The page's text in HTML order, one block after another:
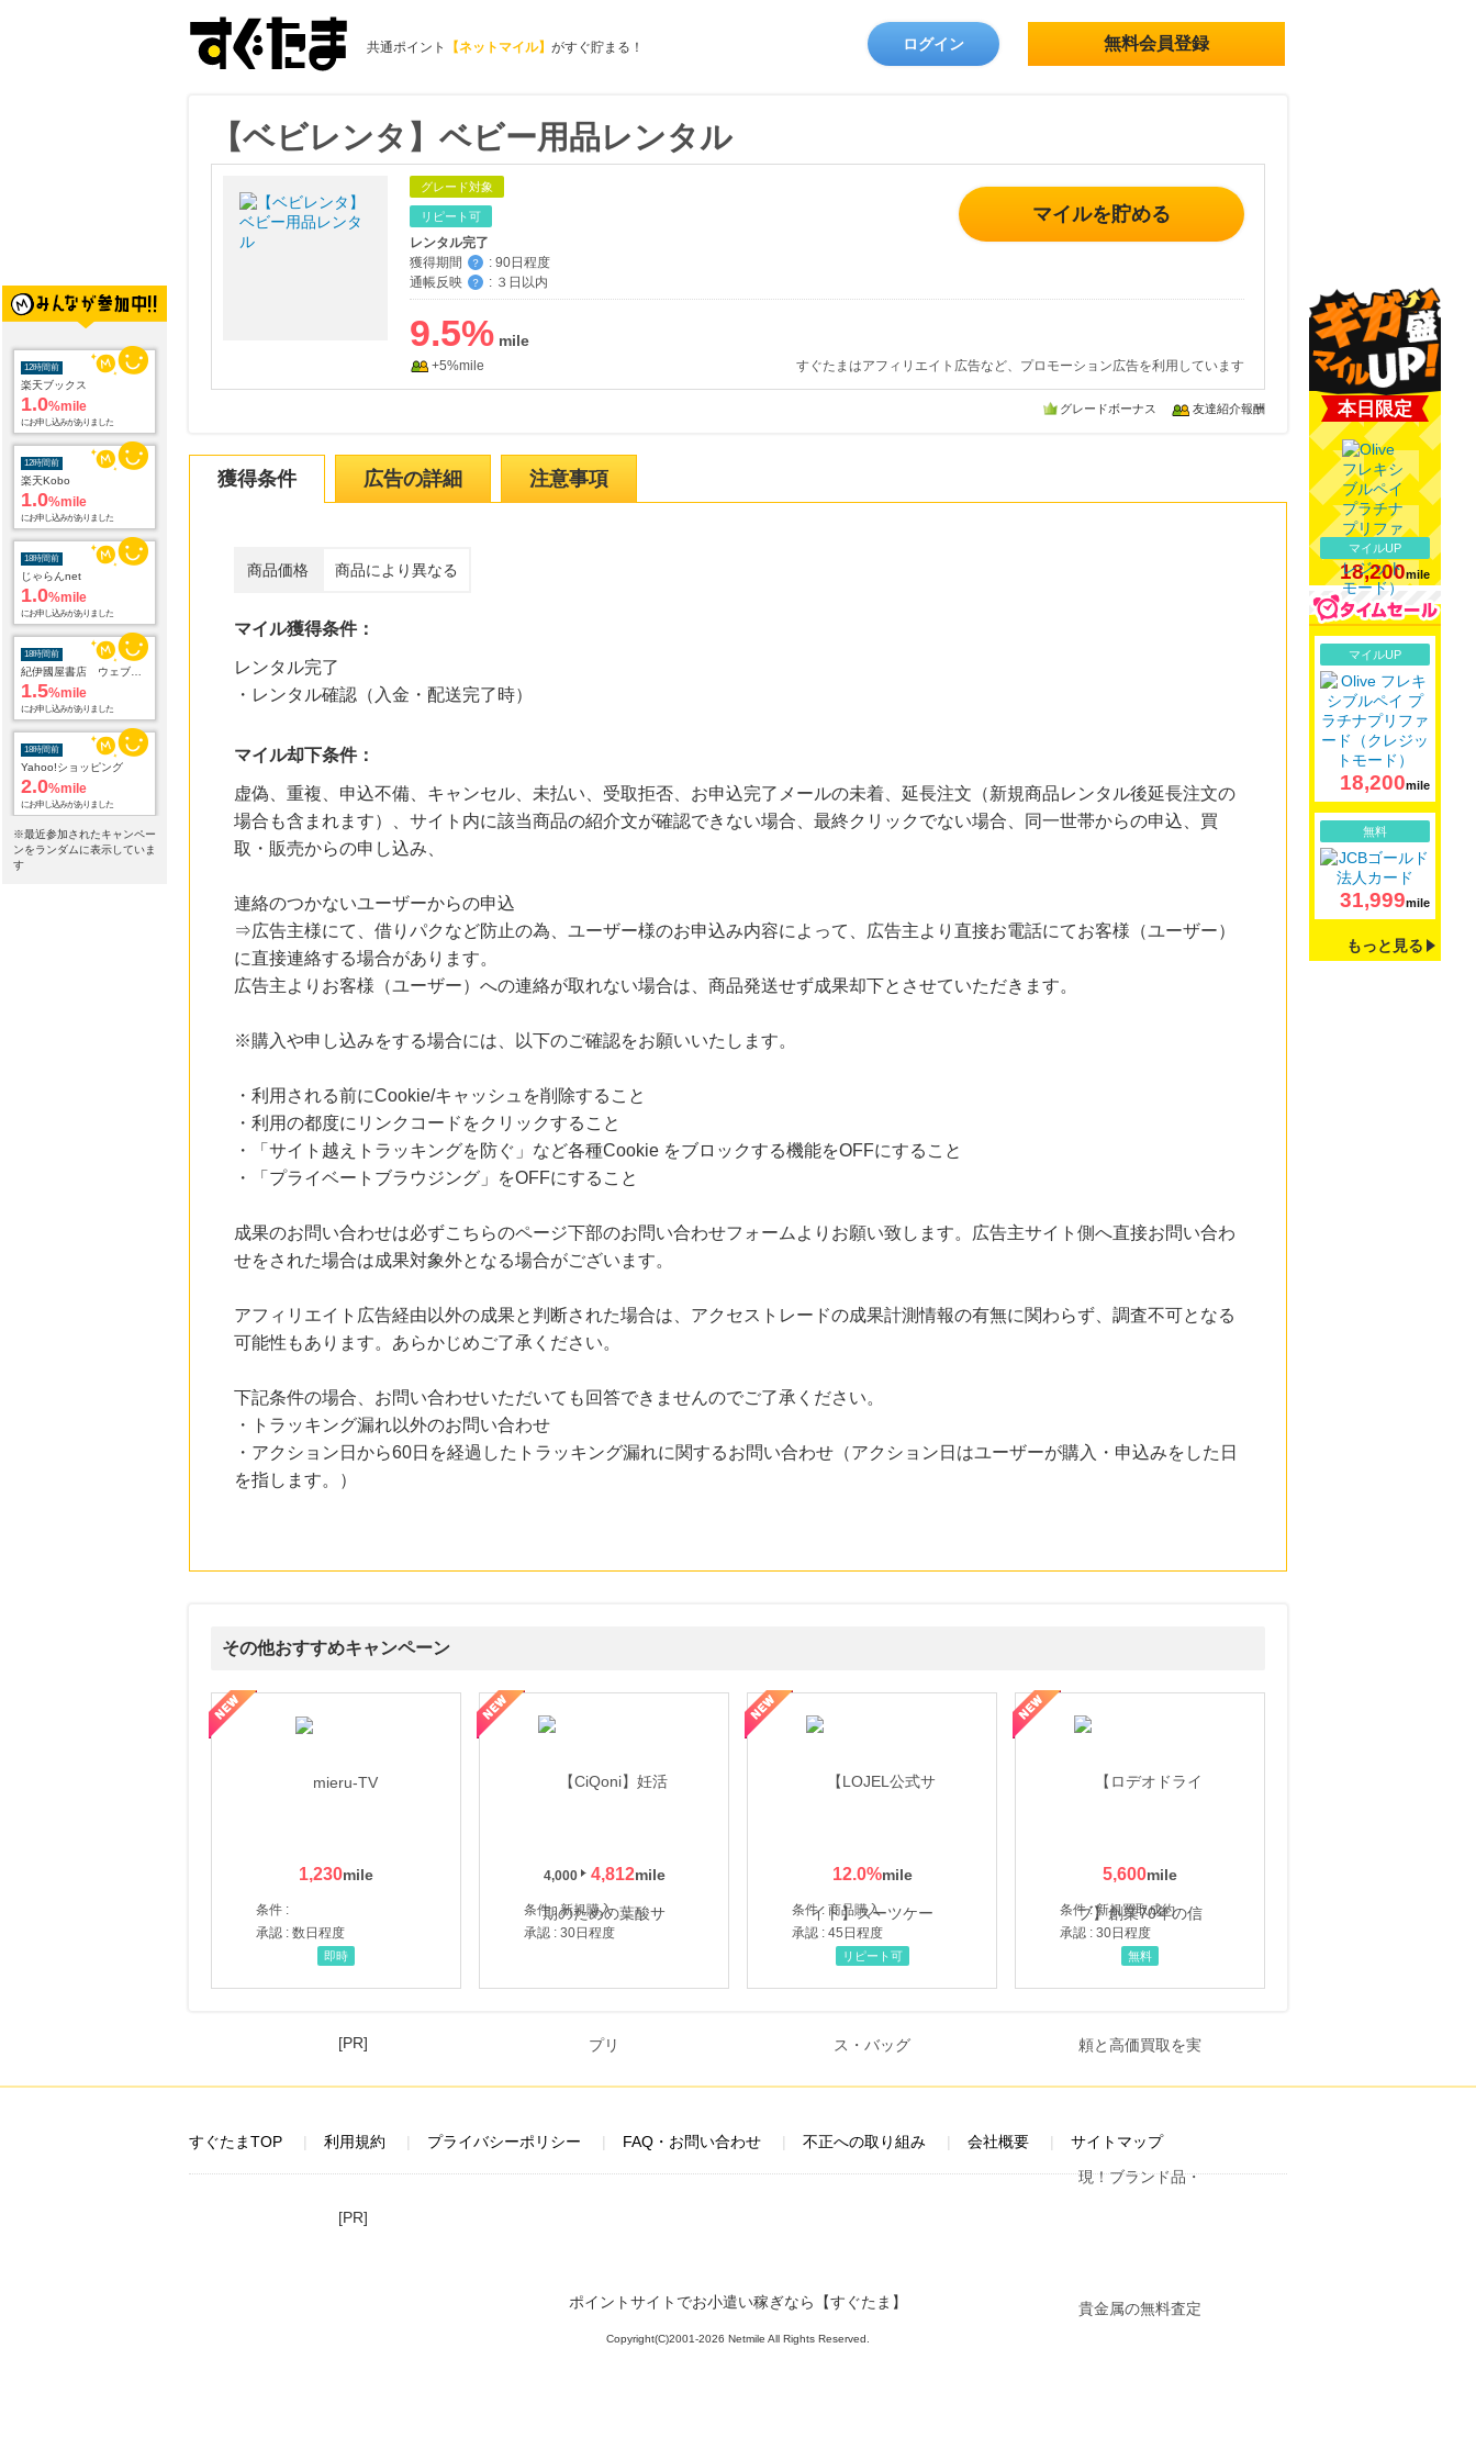
共通ポイント 【ネットマイル】 がすぐ貯まる！ ログイン 無料会員登録
12時間前
楽天ブックス
1.0%mile
12時間前
楽天Kobo
1.0%mile
18時間前
じゃらんnet
1.0%mile
18時間前
紀伊國屋書店 ウェブストア
1.5%mile
18時間前
Yahoo!ショッピング
2.0%mile
18時間前
カメラのキタムラのネットショップ
※最近参加されたキャンペー
ンをランダムに表示していま
す
【ベビレンタ】ベビー用品レンタル
グレード対象
リピート可
レンタル完了
獲得期間
？ : 90日程度
通帳反映
？ : ３日以内
マイルを貯める
9.5%
+5%mile すぐたまはアフィリエイト広告など、プロモーション広告を利用しています
グレードボーナス 友達紹介報酬
獲得条件 広告の詳細 注意事項
商品価格 商品により異なる
マイル獲得条件：
レンタル完了
・レンタル確認（入金・配送完了時）
マイル却下条件：
虚偽、重複、申込不備、キャンセル、未払い、受取拒否、お申込完了メールの未着、延長注文（新規商品レンタル後延長注文の
場合も含まれます）、サイト内に該当商品の紹介文が確認できない場合、最終クリックでない場合、同一世帯からの申込、買
取・販売からの申し込み、
連絡のつかないユーザーからの申込
⇒広告主様にて、借りパクなど防止の為、ユーザー様のお申込み内容によって、広告主より直接お電話にてお客様（ユーザー）
に直接連絡する場合があります。
広告主よりお客様（ユーザー）への連絡が取れない場合は、商品発送せず成果却下とさせていただきます。
※購入や申し込みをする場合には、以下のご確認をお願いいたします。
・利用される前にCookie/キャッシュを削除すること
・利用の都度にリンクコードをクリックすること
・「サイト越えトラッキングを防ぐ」など各種Cookie をブロックする機能をOFFにすること
・「プライベートブラウジング」をOFFにすること
成果のお問い合わせは必ずこちらのページ下部のお問い合わせフォームよりお願い致します。広告主サイト側へ直接お問い合わ
せをされた場合は成果対象外となる場合がございます。
アフィリエイト広告経由以外の成果と判断された場合は、アクセストレードの成果計測情報の有無に関わらず、調査不可となる
可能性もあります。あらかじめご了承ください。
下記条件の場合、お問い合わせいただいても回答できませんのでご了承ください。
・トラッキング漏れ以外のお問い合わせ
・アクション日から60日を経過したトラッキング漏れに関するお問い合わせ（アクション日はユーザーが購入・申込みをした日
を指します。）
その他おすすめキャンペーン
1,230
条件 :
承認 : 数日程度
即時
4,000 4,812
条件 : 新規購入
承認 : 30日程度
12.0%
条件 : 商品購入
承認 : 45日程度
【LOJEL公式サイト】スーツケース・バッグ
リピート可
5,600
条件 : 新規買取成約
承認 : 30日程度
【ロデオドライブ】創業70年の信頼と高価買取を実現！ブランド品・貴金属の無料査定
無料
本日限定
マイルUP
18,200mile
マイルUP
18,200mile
無料
31,999mile
もっと見る
[PR]
すぐたまTOP 利用規約 プライバシーポリシー FAQ・お問い合わせ 不正への取り組み 会社概要 サイトマップ
[PR]
ポイントサイトでお小遣い稼ぎなら【すぐたま】
Copyright(C)2001-2026 Netmile All Rights Reserved.